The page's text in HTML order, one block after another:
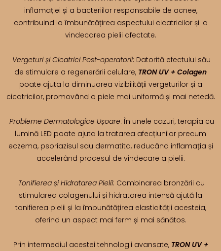
inflamației și a bacteriilor responsabile de acnee,
contribuind la îmbunătățirea aspectului cicatricilor și la
vindecarea pielii afectate.
Vergeturi și Cicatrici Post-operatorii: Datorită efectului său
de stimulare a regenerării celulare, TRON UV + Colagen
poate ajuta la diminuarea vizibilității vergeturilor și a
cicatricilor, promovând o piele mai uniformă și mai netedă.
Probleme Dermatologice Ușoare: În unele cazuri, terapia cu
lumină LED poate ajuta la tratarea afecțiunilor precum
eczema, psoriazisul sau dermatita, reducând inflamația și
accelerând procesul de vindecare a pielii.
Tonifierea și Hidratarea Pielii: Combinarea bronzării cu
stimularea colagenului și hidratarea intensă ajută la
tonifierea pielii și la îmbunătățirea elasticității acesteia,
oferind un aspect mai ferm și mai sănătos.
Prin intermediul acestei tehnologii avansate, TRON UV +